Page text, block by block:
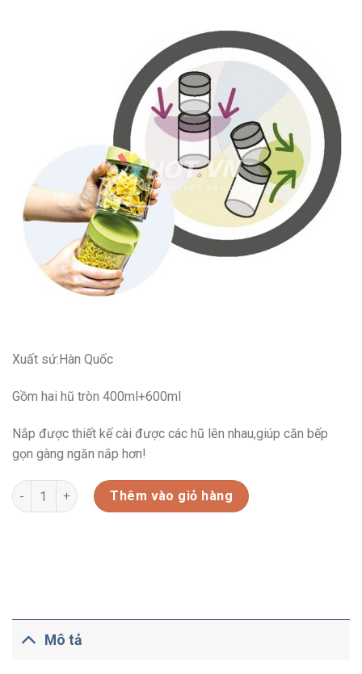
Xuất sứ:Hàn Quốc
Gồm hai hũ tròn 400ml+600ml
Nắp được thiết kế cài được các hũ lên nhau,giúp căn bếp
gọn gàng ngăn nắp hơn!
BỘ BLOCK 02 HŨ GIA VỊ (IG796) số lượng
Thêm vào giỏ hàng
Mô tả